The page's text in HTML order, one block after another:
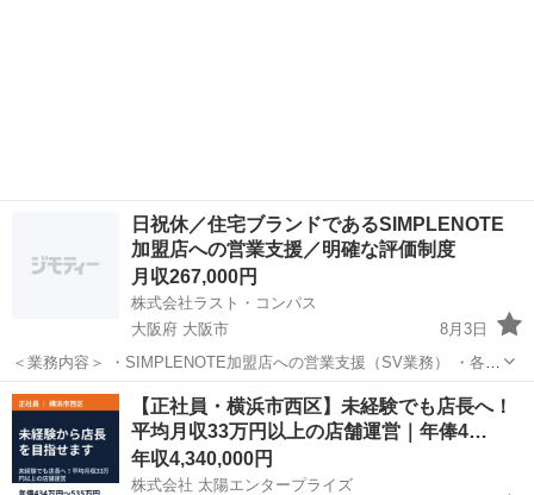
日祝休／住宅ブランドであるSIMPLENOTE
加盟店への営業支援／明確な評価制度
月収267,000円
株式会社ラスト・コンパス
大阪府 大阪市
8月3日
＜業務内容＞ ・SIMPLENOTE加盟店への営業支援（SV業務） ・各種
研修（約10種類）の企画・運営 ・加盟店との定期ミーティング ・エン
ドユーザー向けセミナー講師 ・成功事例の取材・発信 ・加盟店専用サ
イト...
大阪 大阪市 その他
【正社員・横浜市西区】未経験でも店長へ！
平均月収33万円以上の店舗運営｜年俸4…
年収4,340,000円
株式会社 太陽エンタープライズ